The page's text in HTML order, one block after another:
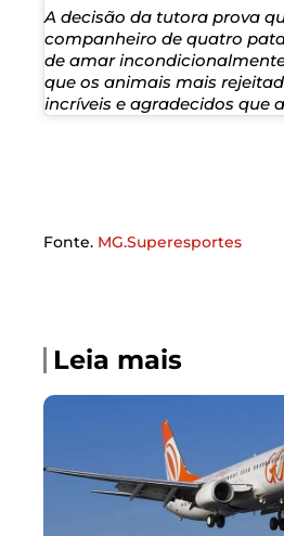
A decisão da tutora prova
companheiro de quatro
de amar
que os animais mais
incríveis e agradecidos que
Fonte. MG.Superesportes
Leia mais